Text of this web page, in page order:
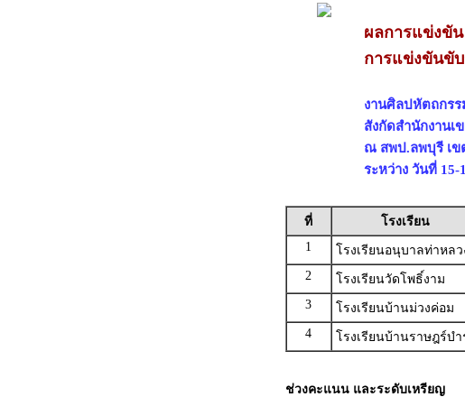
ผลการแข่งขั
การแข่งขันขับ
งานศิลปหัตถกรร
สังกัดสำนักงานเ
ณ สพป.ลพบุรี เข
ระหว่าง วันที่ 15-
ที่ โรงเรียน
1
โรงเรียนอนุบาลท่าหลว
2
โรงเรียนวัดโพธิ์งาม
3
โรงเรียนบ้านม่วงค่อม
4
โรงเรียนบ้านราษฎร์บำ
ช่วงคะแนน และระดับเหรียญ